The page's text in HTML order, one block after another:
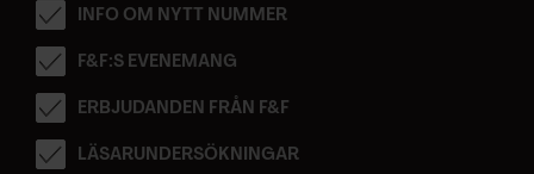
INFO OM NYTT NUMMER
F&F:S EVENEMANG
ERBJUDANDEN FRÅN F&F
LÄSARUNDERSÖKNINGAR